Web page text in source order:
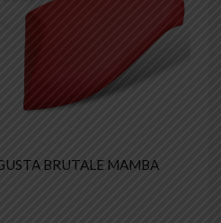
BRUTALE MAMBA